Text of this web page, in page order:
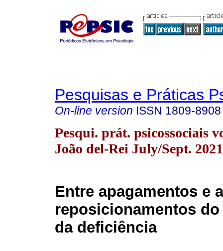
Pesquisas e Práticas
On-line version ISSN 1809-8908
Pesqui. prát. psicossociais
João del-Rei July/Sept. 2021
Entre apagamentos e
reposicionamentos
da deficiência